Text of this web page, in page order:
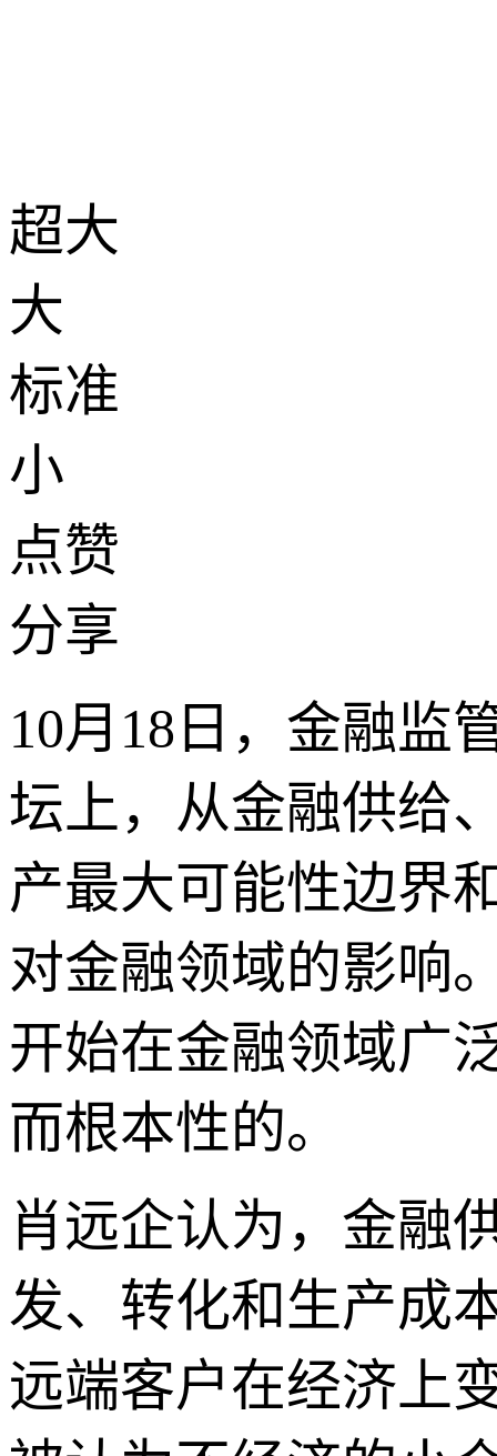
超大
大
标准
小
点赞
分享
10月18日，金融监
坛上，从金融供给
产最大可能性边界
对金融领域的影响
开始在金融领域广
而根本性的。
肖远企认为，金融
发、转化和生产成
远端客户在经济上